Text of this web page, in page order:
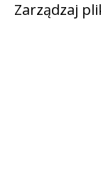
Zarządzaj